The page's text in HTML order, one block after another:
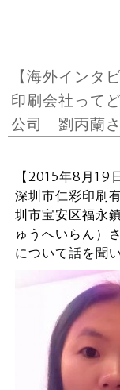
【海外インタ
印刷会社って
公司 劉丙蘭
【2015年8月19
深圳市仁彩印刷
圳市宝安区福永
ゅうへいらん）
について話を聞い